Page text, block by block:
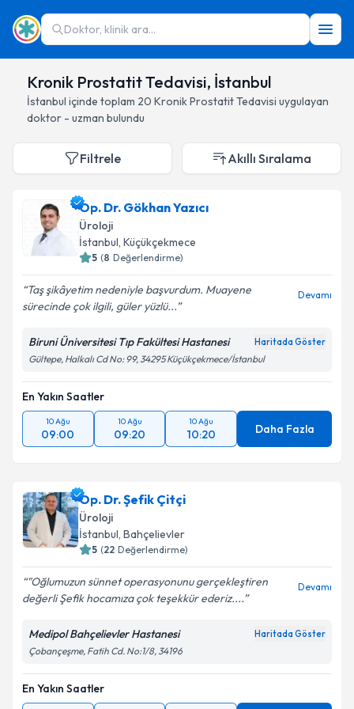
Doktor, klinik ara...
Kronik Prostatit Tedavisi, İstanbul
İstanbul içinde toplam 20 Kronik Prostatit Tedavisi uygulayan
doktor - uzman bulundu
Filtrele Akıllı Sıralama
Op. Dr. Gökhan Yazıcı
Üroloji
İstanbul, Küçükçekmece
5 (8 Değerlendirme)
Taş şikâyetim nedeniyle başvurdum. Muayene
sürecinde çok ilgili, güler yüzlü...
Devamı
Biruni Üniversitesi Tıp Fakültesi Hastanesi Haritada Göster
Gültepe, Halkalı Cd No: 99, 34295 Küçükçekmece/İstanbul
En Yakın Saatler
10 Ağu
09:00
10 Ağu
09:20
10 Ağu
10:20 Daha Fazla
Op. Dr. Şefik Çitçi
Üroloji
İstanbul, Bahçelievler
5 (22 Değerlendirme)
"Oğlumuzun sünnet operasyonunu gerçekleştiren
değerli Şefik hocamıza çok teşekkür ederiz....
Devamı
Medipol Bahçelievler Hastanesi Haritada Göster
Çobançeşme, Fatih Cd. No:1/8, 34196
En Yakın Saatler